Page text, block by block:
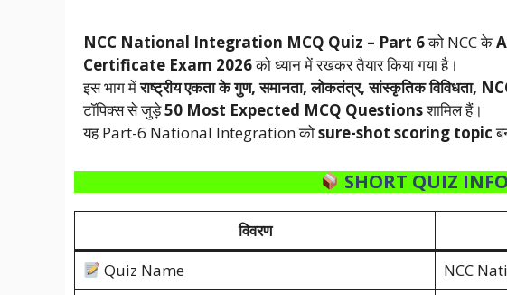
NCC National Integration MCQ Quiz – Part 6को NCC के
Certificate Exam 2026को ध्यान में रखकर तैयार किया गया है।
इस भाग मेंराष्ट्रीय एकता के गुण, समानता, लोकतंत्र, सांस्कृतिक विविधता,
टॉपिक्स से जुड़े50 Most Expected MCQ Questionsशामिल हैं।
यह Part-6 National Integration कोsure-shot scoring topic
SHORT QUIZ
विवरण
Quiz Name
NCC